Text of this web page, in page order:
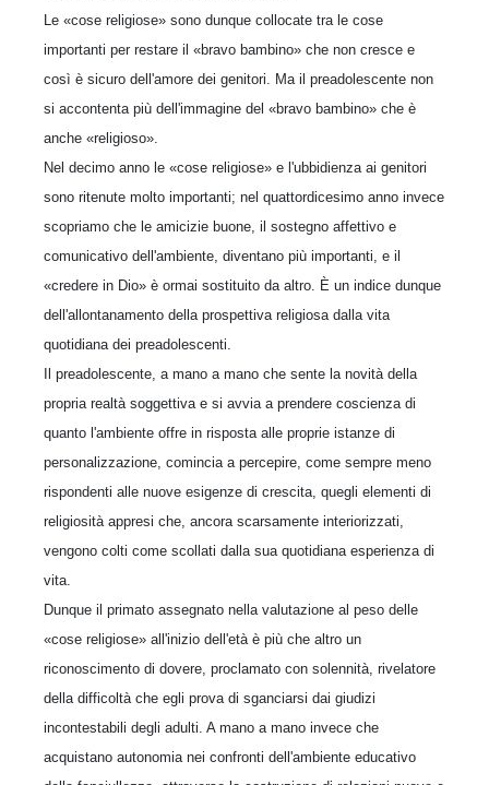
Le «cose religiose» sono dunque collocate tra le cose
importanti per restare il «bravo bambino» che non cresce e
così è sicuro dell'amore dei genitori. Ma il preadolescente non
si accontenta più dell'immagine del «bravo bambino» che è
anche «religioso».
Nel decimo anno le «cose religiose» e l'ubbidienza ai genitori
sono ritenute molto importanti; nel quattordicesimo anno invece
scopriamo che le amicizie buone, il sostegno affettivo e
comunicativo dell'ambiente, diventano più importanti, e il
«credere in Dio» è ormai sostituito da altro. È un indice dunque
dell'allontanamento della prospettiva religiosa dalla vita
quotidiana dei preadolescenti.
Il preadolescente, a mano a mano che sente la novità della
propria realtà soggettiva e si avvia a prendere coscienza di
quanto l'ambiente offre in risposta alle proprie istanze di
personalizzazione, comincia a percepire, come sempre meno
rispondenti alle nuove esigenze di crescita, quegli elementi di
religiosità appresi che, ancora scarsamente interiorizzati,
vengono colti come scollati dalla sua quotidiana esperienza di
vita.
Dunque il primato assegnato nella valutazione al peso delle
«cose religiose» all'inizio dell'età è più che altro un
riconoscimento di dovere, proclamato con solennità, rivelatore
della difficoltà che egli prova di sganciarsi dai giudizi
incontestabili degli adulti. A mano a mano invece che
acquistano autonomia nei confronti dell'ambiente educativo